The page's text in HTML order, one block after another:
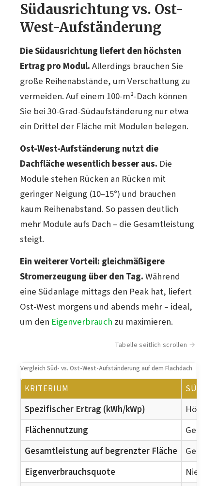
Südausrichtung vs. Ost-
West-Aufständerung
Die Südausrichtung liefert den höchsten
Ertrag pro Modul.Allerdings brauchen Sie
große Reihenabstände, um Verschattung zu
vermeiden. Auf einem 100-m²-Dach können
Sie bei 30-Grad-Südaufständerung nur etwa
ein Drittel der Fläche mit Modulen belegen.
Ost-West-Aufständerung nutzt die
Dachfläche wesentlich besser aus. Die
Module stehen Rücken an Rücken mit
geringer Neigung (10–15°) und brauchen
kaum Reihenabstand. So passen deutlich
mehr Module aufs Dach – die Gesamtleistung
steigt.
Ein weiterer Vorteil: gleichmäßigere
Stromerzeugung über den Tag.Während
eine Südanlage mittags den Peak hat, liefert
Ost-West morgens und abends mehr – ideal,
um den Eigenverbrauch zu maximieren.
Tabelle seitlich scrollen
Vergleich Süd- vs. Ost-West-Aufständerung auf dem Flachdach
KRITERIUM
Spezifischer Ertrag (kWh/kWp)
Höher
Flächennutzung
Gering
Gesamtleistung auf begrenzter Fläche
Eigenverbrauchsquote